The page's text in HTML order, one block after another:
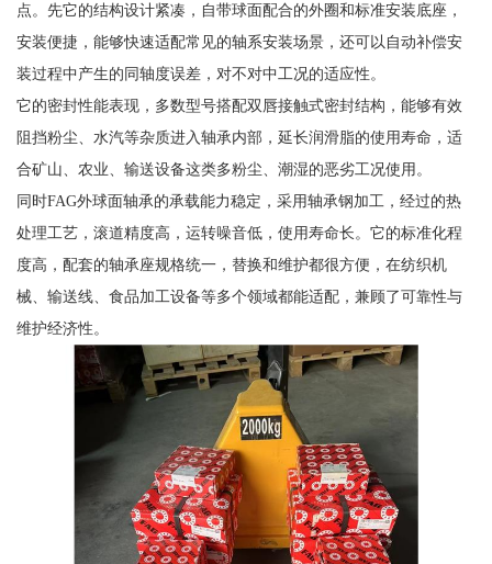
点。先它的结构设计紧凑，自带球面配合的外圈和标准安装底座，
安装便捷，能够快速适配常见的轴系安装场景，还可以自动补偿安
装过程中产生的同轴度误差，对不对中工况的适应性。
它的密封性能表现，多数型号搭配双唇接触式密封结构，能够有效
阻挡粉尘、水汽等杂质进入轴承内部，延长润滑脂的使用寿命，适
合矿山、农业、输送设备这类多粉尘、潮湿的恶劣工况使用。
同时FAG外球面轴承的承载能力稳定，采用轴承钢加工，经过的热
处理工艺，滚道精度高，运转噪音低，使用寿命长。它的标准化程
度高，配套的轴承座规格统一，替换和维护都很方便，在纺织机
械、输送线、食品加工设备等多个领域都能适配，兼顾了可靠性与
维护经济性。